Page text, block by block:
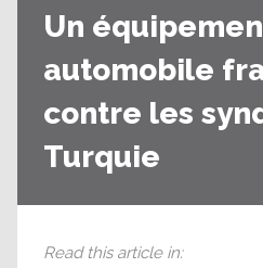
Un
automobile
contre les
Turquie
Read this article in: